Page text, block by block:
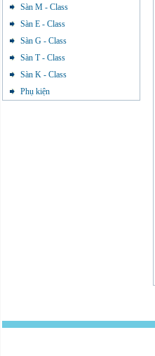
Sàn M - Class
Sàn E - Class
Sàn G - Class
Sàn T - Class
Sàn K - Class
Phụ kiện